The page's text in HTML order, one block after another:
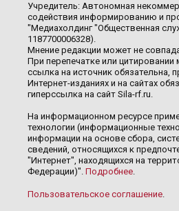
Учредитель: Автономная
содействия информированию и
"Медиахолдинг "Общественная
1187700006328).
Мнение редакции может не
При перепечатке или цитировании
ссылка на источник обязательна,
Интернет-изданиях и на сайтах
гиперссылка на сайт Sila-rf.ru.
На информационном ресурсе
технологии (информационные
информации на основе сбора,
сведений, относящихся к
"Интернет", находящихся на
Федерации)". Подробнее.
Пользовательское соглашение.